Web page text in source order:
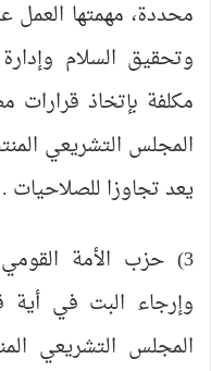
محددة، مهمتها العمل
وتحقيق السلام
مكلفة بإتخاذ
المجلس التشريعي
يعد تجاوزا للصلاحيات .
3) حزب الأمة
وإرجاء البت في أية
المجلس التشريعي